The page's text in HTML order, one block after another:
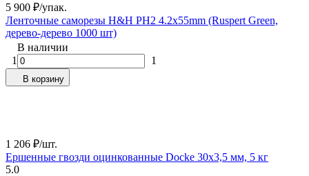
5 900 ₽/упак.
Ленточные саморезы H&H PH2 4.2x55mm (Ruspert Green,
дерево-дерево 1000 шт)
В наличии
1
1
В корзину
1 206 ₽/шт.
Ершенные гвозди оцинкованные Docke 30х3,5 мм, 5 кг
5.0